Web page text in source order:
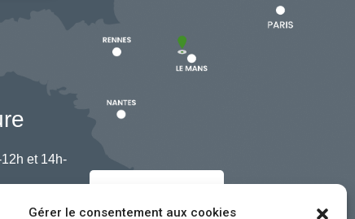
Gérer le consentement aux cookies
et 14h-